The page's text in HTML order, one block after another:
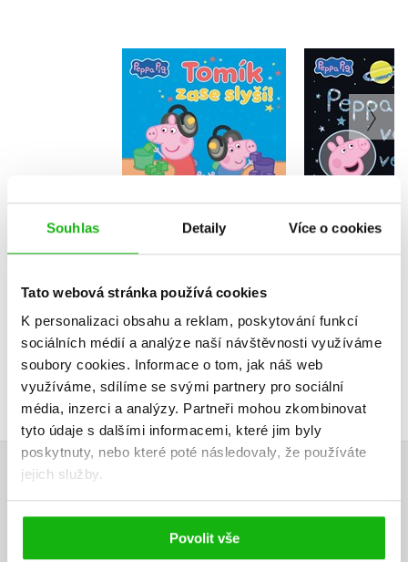
Souhlas Detaily Více o cookies
Tato webová stránka používá cookies
K personalizaci obsahu a reklam, poskytování funkcí
sociálních médií a analýze naší návštěvnosti využíváme
soubory cookies. Informace o tom, jak náš web
využíváme, sdílíme se svými partnery pro sociální
média, inzerci a analýzy. Partneři mohou zkombinovat
tyto údaje s dalšími informacemi, které jim byly
poskytnuty, nebo které poté následovaly, že používáte
jejich služby.
Povolit vše
Peppa Pig - Tomík
zase slyší!
Kolektiv
Do košíku
Peppa
HODNOCENÍ ČTENÁŘŮ
V současné době nejsou vytvořena žádná uživatelská hodnocení.